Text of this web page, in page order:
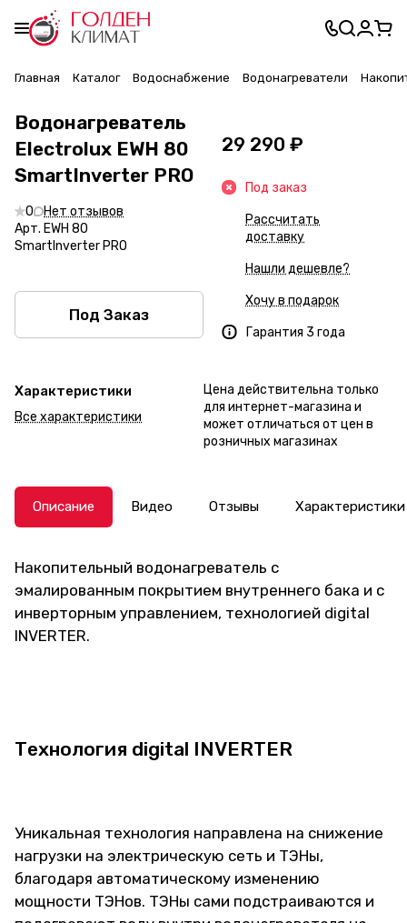
Главная Каталог Водоснабжение Водонагреватели
Водонагреватель
Electrolux EWH 80
SmartInverter PRO
0
Нет отзывов
Арт. EWH 80
SmartInverter PRO
Под Заказ
Характеристики
Все характеристики
29 290 ₽
Под заказ
Рассчитать
доставку
Нашли дешевле?
Хочу в подарок
Гарантия 3 года
Цена действительна только
для интернет-магазина и
может отличаться от цен в
розничных магазинах
Описание Видео Отзывы Характеристики
Накопительный водонагреватель с
эмалированным покрытием внутреннего бака и с
инверторным управлением, технологией digital
INVERTER.
Технология digital INVERTER
Уникальная технология направлена на снижение
нагрузки на электрическую сеть и ТЭНы,
благодаря автоматическому изменению
мощности ТЭНов. ТЭНы сами подстраиваются и